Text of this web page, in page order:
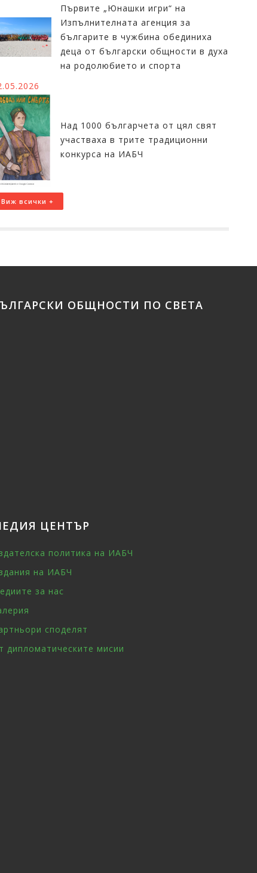
Първите „Юнашки игри“ на
Изпълнителната агенция за
българите в чужбина обединиха
деца от български общности в духа
на родолюбието и спорта
Над 1000 българчета от цял свят
участваха в трите традиционни
конкурса на ИАБЧ
Виж всички +
ОБЩНОСТИ ПО СВЕТА
ЦЕНТЪР
политика на ИАБЧ
на ИАБЧ
за нас
споделят
дипломатическите мисии